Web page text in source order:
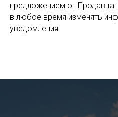
предложением от
в любое время изменять
уведомления.